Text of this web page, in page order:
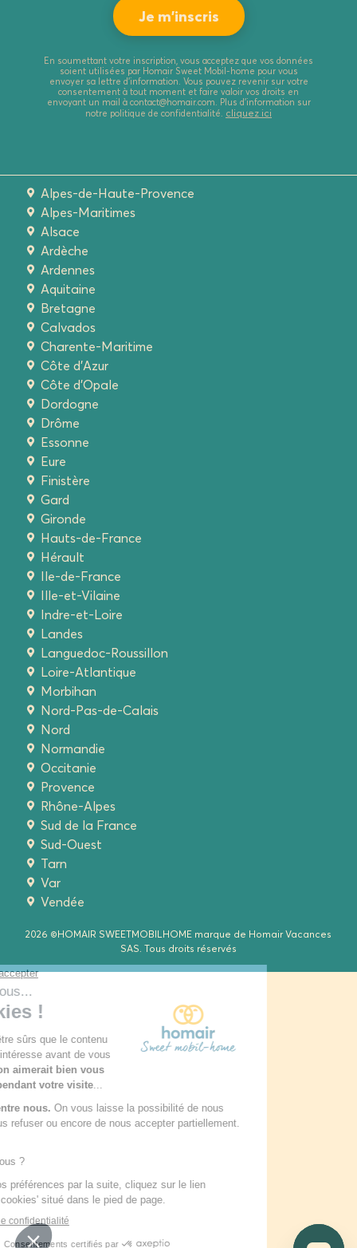
En soumettant votre inscription, vous acceptez que vos données
soient utilisées par Homair Sweet Mobil-home pour vous
envoyer sa lettre d’information. Vous pouvez revenir sur votre
consentement à tout moment et faire valoir vos droits en
envoyant un mail à contact@homair.com. Plus d’information sur
notre politique de confidentialité. cliquez ici
Alpes-de-Haute-Provence
Alpes-Maritimes
Alsace
Ardèche
Ardennes
Aquitaine
Bretagne
Calvados
Charente-Maritime
Côte d'Azur
Côte d'Opale
Dordogne
Drôme
Essonne
Eure
Finistère
Gard
Gironde
Hauts-de-France
Hérault
Ile-de-France
Ille-et-Vilaine
Indre-et-Loire
Landes
Languedoc-Roussillon
Loire-Atlantique
Morbihan
Nord-Pas-de-Calais
Nord
Normandie
Occitanie
Provence
Rhône-Alpes
Sud de la France
Sud-Ouest
Tarn
Var
Vendée
2026 ©HOMAIR SWEETMOBILHOME marque de Homair Vacances
SAS. Tous droits réservés